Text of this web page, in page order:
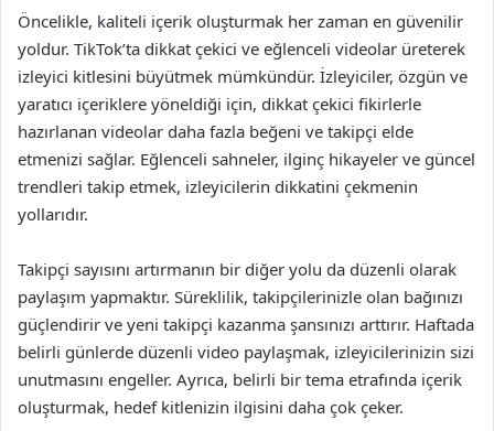
Öncelikle, kaliteli içerik oluşturmak her zaman en güvenilir
yoldur. TikTok’ta dikkat çekici ve eğlenceli videolar üreterek
izleyici kitlesini büyütmek mümkündür. İzleyiciler, özgün ve
yaratıcı içeriklere yöneldiği için, dikkat çekici fikirlerle
hazırlanan videolar daha fazla beğeni ve takipçi elde
etmenizi sağlar. Eğlenceli sahneler, ilginç hikayeler ve güncel
trendleri takip etmek, izleyicilerin dikkatini çekmenin
yollarıdır.
Takipçi sayısını artırmanın bir diğer yolu da düzenli olarak
paylaşım yapmaktır. Süreklilik, takipçilerinizle olan bağınızı
güçlendirir ve yeni takipçi kazanma şansınızı arttırır. Haftada
belirli günlerde düzenli video paylaşmak, izleyicilerinizin sizi
unutmasını engeller. Ayrıca, belirli bir tema etrafında içerik
oluşturmak, hedef kitlenizin ilgisini daha çok çeker.